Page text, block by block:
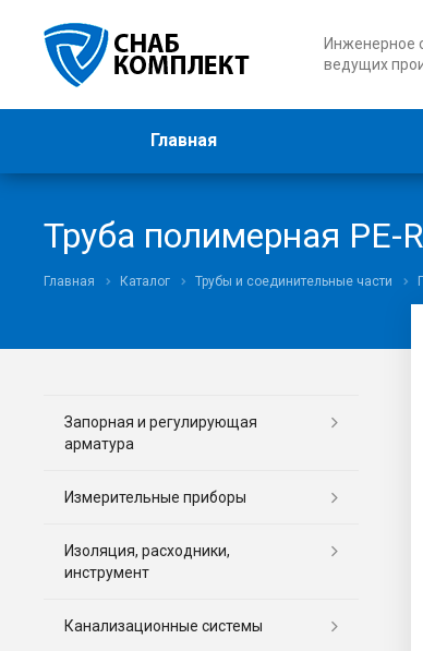
Инженерное
ведущих
Главная
Труба полимерная PE-
Главная Каталог Трубы и соединительные части
Запорная и регулирующая
арматура
Измерительные приборы
Изоляция, расходники,
инструмент
Канализационные системы